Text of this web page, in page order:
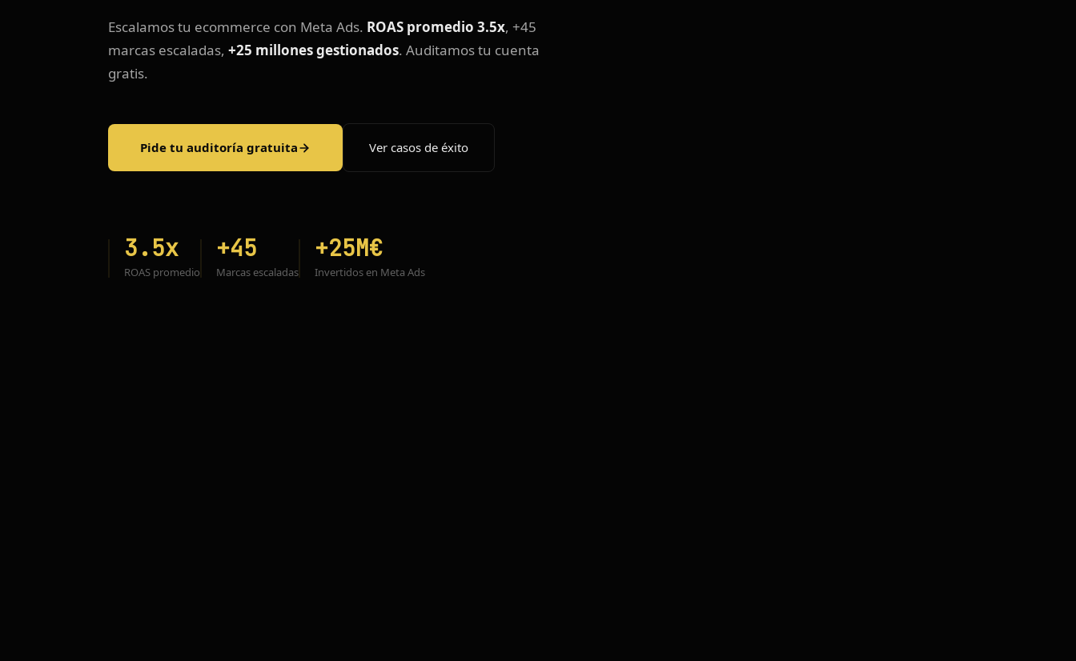
Escalamos tu ecommerce con Meta Ads. ROAS promedio 3.5x, +45
marcas escaladas, +25 millones gestionados. Auditamos tu cuenta
gratis.
Pide tu auditoría gratuita Ver casos de éxito
3.5x
ROAS promedio
+45
Marcas escaladas
+25M€
Invertidos en Meta Ads